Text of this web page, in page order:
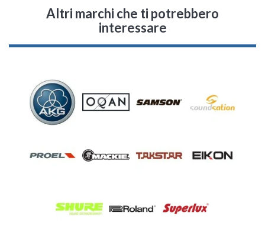
Altri marchi che ti potrebbero
interessare